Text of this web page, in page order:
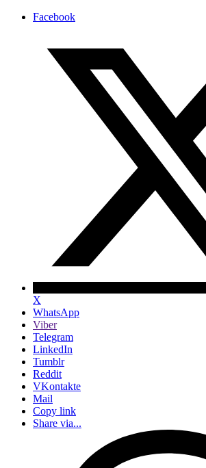
Facebook
X
WhatsApp
Viber
Telegram
LinkedIn
Tumblr
Reddit
VKontakte
Mail
Copy link
Share via...